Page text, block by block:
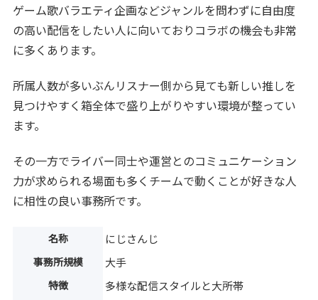
ゲーム歌バラエティ企画などジャンルを問わずに自由度
の高い配信をしたい人に向いておりコラボの機会も非常
に多くあります。
所属人数が多いぶんリスナー側から見ても新しい推しを
見つけやすく箱全体で盛り上がりやすい環境が整ってい
ます。
その一方でライバー同士や運営とのコミュニケーション
力が求められる場面も多くチームで動くことが好きな人
に相性の良い事務所です。
名称 にじさんじ
事務所規模 大手
特徴 多様な配信スタイルと大所帯